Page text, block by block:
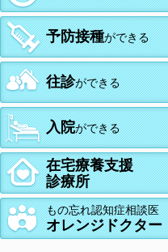
予防接種ができる
往診ができる
入院ができる
在宅療養支援
診療所
もの忘れ認知症相談医
オレンジドクター